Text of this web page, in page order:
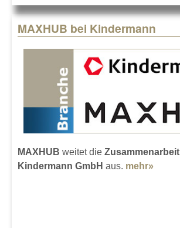
MAXHUB bei Kindermann
MAXHUB weitet die Zusammenarbeit
Kindermann GmbH aus. mehr»